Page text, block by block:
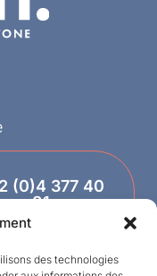
des technologies
(0)4 377 40
81